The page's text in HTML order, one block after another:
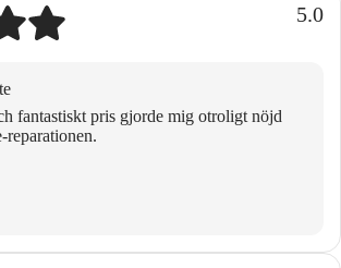
5.0
fantastiskt pris gjorde mig otroligt nöjd
reparationen.